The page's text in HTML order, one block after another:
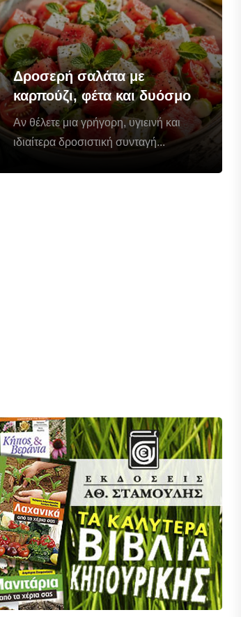
Δροσερή σαλάτα με
καρπούζι, φέτα και δυόσμο
Αν θέλετε μια γρήγορη, υγιεινή και
ιδιαίτερα δροσιστική συνταγή...